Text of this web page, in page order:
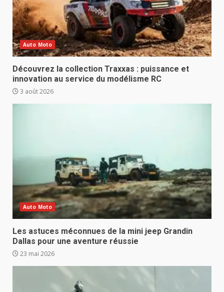
Auto Moto
Découvrez la collection Traxxas : puissance et
innovation au service du modélisme RC
3 août 2026
Auto Moto
Les astuces méconnues de la mini jeep Grandin
Dallas pour une aventure réussie
23 mai 2026